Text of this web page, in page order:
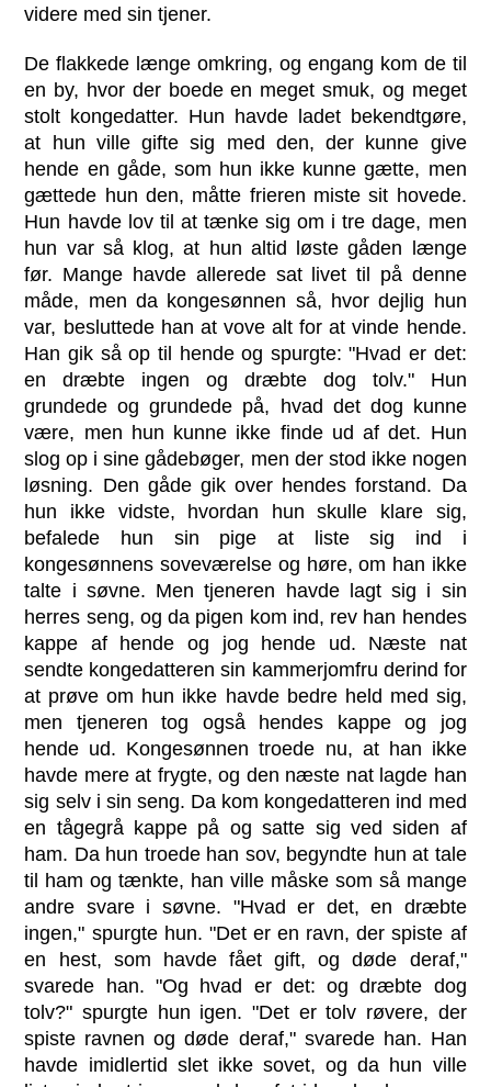
videre med sin tjener.
De flakkede længe omkring, og engang kom de til
en by, hvor der boede en meget smuk, og meget
stolt kongedatter. Hun havde ladet bekendtgøre,
at hun ville gifte sig med den, der kunne give
hende en gåde, som hun ikke kunne gætte, men
gættede hun den, måtte frieren miste sit hovede.
Hun havde lov til at tænke sig om i tre dage, men
hun var så klog, at hun altid løste gåden længe
før. Mange havde allerede sat livet til på denne
måde, men da kongesønnen så, hvor dejlig hun
var, besluttede han at vove alt for at vinde hende.
Han gik så op til hende og spurgte: "Hvad er det:
en dræbte ingen og dræbte dog tolv." Hun
grundede og grundede på, hvad det dog kunne
være, men hun kunne ikke finde ud af det. Hun
slog op i sine gådebøger, men der stod ikke nogen
løsning. Den gåde gik over hendes forstand. Da
hun ikke vidste, hvordan hun skulle klare sig,
befalede hun sin pige at liste sig ind i
kongesønnens soveværelse og høre, om han ikke
talte i søvne. Men tjeneren havde lagt sig i sin
herres seng, og da pigen kom ind, rev han hendes
kappe af hende og jog hende ud. Næste nat
sendte kongedatteren sin kammerjomfru derind for
at prøve om hun ikke havde bedre held med sig,
men tjeneren tog også hendes kappe og jog
hende ud. Kongesønnen troede nu, at han ikke
havde mere at frygte, og den næste nat lagde han
sig selv i sin seng. Da kom kongedatteren ind med
en tågegrå kappe på og satte sig ved siden af
ham. Da hun troede han sov, begyndte hun at tale
til ham og tænkte, han ville måske som så mange
andre svare i søvne. "Hvad er det, en dræbte
ingen," spurgte hun. "Det er en ravn, der spiste af
en hest, som havde fået gift, og døde deraf,"
svarede han. "Og hvad er det: og dræbte dog
tolv?" spurgte hun igen. "Det er tolv røvere, der
spiste ravnen og døde deraf," svarede han. Han
havde imidlertid slet ikke sovet, og da hun ville